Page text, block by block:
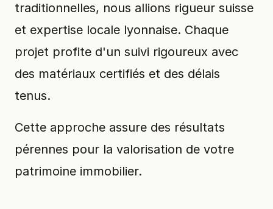
traditionnelles, nous allions rigueur suisse
et expertise locale lyonnaise. Chaque
projet profite d'un suivi rigoureux avec
des matériaux certifiés et des délais
tenus.
Cette approche assure des résultats
pérennes pour la valorisation de votre
patrimoine immobilier.